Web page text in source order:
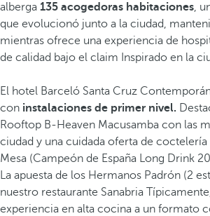
alberga 135 acogedoras habitaciones,
que evolucionó junto a la ciudad,
mientras ofrece una experiencia de
de calidad bajo el claim Inspirado en la
El hotel Barceló Santa Cruz
con instalaciones de primer nivel.
Rooftop B-Heaven Macusamba con las
ciudad y una cuidada oferta de coctelería
Mesa (Campeón de España Long Drink
La apuesta de los Hermanos Padrón (2
nuestro restaurante Sanabria
experiencia en alta cocina a un formato